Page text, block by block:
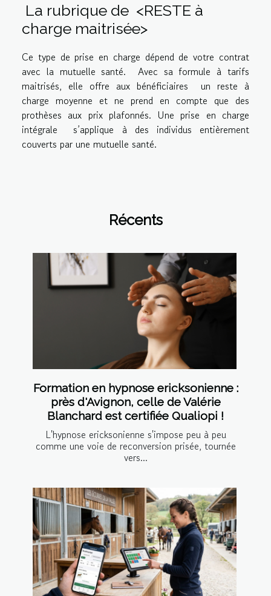
La rubrique de <RESTE à
charge maitrisée>
Ce type de prise en charge dépend de votre contrat
avec la mutuelle santé. Avec sa formule à tarifs
maitrisés, elle offre aux bénéficiaires un reste à
charge moyenne et ne prend en compte que des
prothèses aux prix plafonnés. Une prise en charge
intégrale s’applique à des individus entièrement
couverts par une mutuelle santé.
Récents
Formation en hypnose ericksonienne :
près d'Avignon, celle de Valérie
Blanchard est certifiée Qualiopi !
L'hypnose ericksonienne s'impose peu à peu
comme une voie de reconversion prisée, tournée
vers...